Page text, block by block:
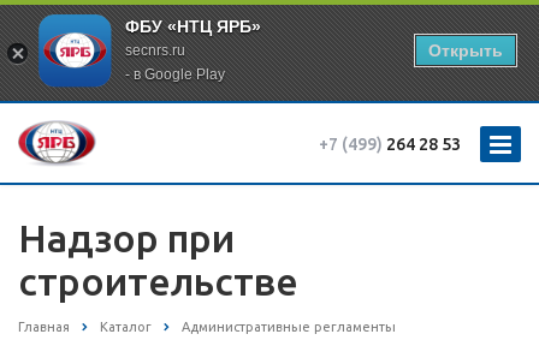
ФБУ «НТЦ ЯРБ»
secnrs.ru
- в Google Play
Открыть
+7 (499) 264 28 53
Надзор при
строительстве
Главная Каталог Административные регламенты